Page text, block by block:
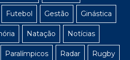
Futebol Gestão Ginástica
Natação Notícias
Paralímpicos Radar Rugby